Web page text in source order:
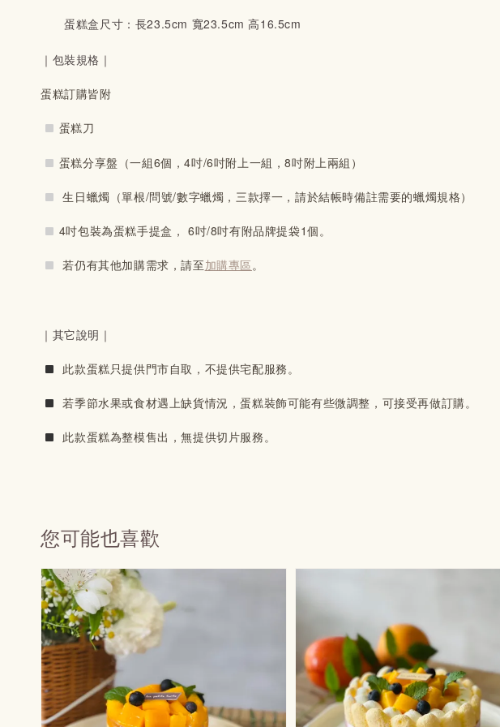
蛋糕盒尺寸：長23.5cm 寬23.5cm 高16.5cm
｜包裝規格｜
蛋糕訂購皆附
蛋糕刀
蛋糕分享盤（一組6個，4吋/6吋附上一組，8吋附上兩組）
生日蠟燭（單根/問號/數字蠟燭，三款擇一，請於結帳時備註需要的蠟燭規格）
4吋包裝為蛋糕手提盒， 6吋/8吋有附品牌提袋1個。
若仍有其他加購需求，請至加購專區。
｜其它說明｜
此款蛋糕只提供門市自取，不提供宅配服務。
若季節水果或食材遇上缺貨情況，蛋糕裝飾可能有些微調整，可接受再做訂購。
此款蛋糕為整模售出，無提供切片服務。
您可能也喜歡